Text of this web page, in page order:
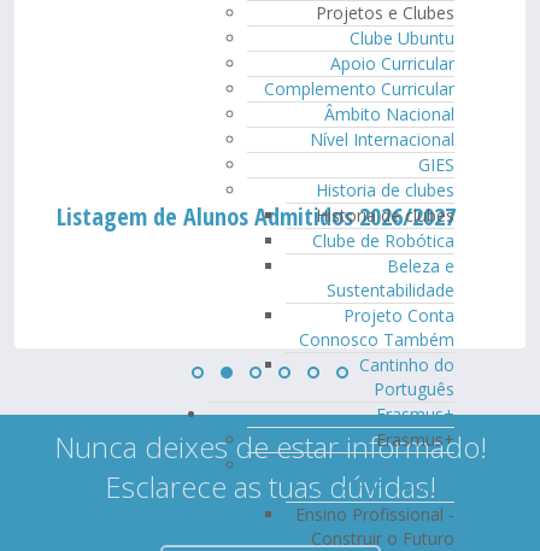
Projetos e Clubes
Clube Ubuntu
Apoio Curricular
Complemento Curricular
Âmbito Nacional
Nível Internacional
GIES
Historia de clubes
Historia de clubes
Clube de Robótica
Beleza e
Sustentabilidade
Projeto Conta
Connosco Também
Cantinho do
Português
Erasmus+
Erasmus+
Ensino Profissional -
Construir o Futuro
Ensino Profissional -
Construir o Futuro
Listagem de Alunos Admitidos 2026/2027
Nunca deixes de estar informado!
Esclarece as tuas dúvidas!